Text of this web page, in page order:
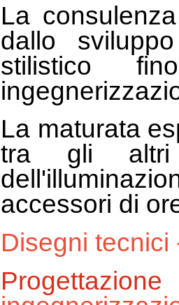
La
dallo
stilistico
La maturata
tra gli altri
accessori di
Disegni